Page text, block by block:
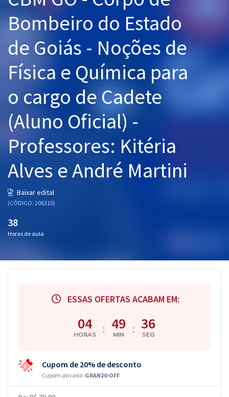
Graduação
Mentorias
Questões grátis
Conteúdo gratuito
Blog
Aprovados
Atendimento
Bombeiro do Estado
de Goiás - Noções de
Física e Química para
o cargo de Cadete
(Aluno Oficial) -
Professores: Kitéria
Alves e André Martini
Baixar edital
(CÓDIGO: 206310)
38
Horas de aula
ESSAS OFERTAS ACABAM EM:
04
HORAS : 49
MIN : 35
SEG
Cupom de 20% de desconto
Cupom ativado: GRAN20-OFF